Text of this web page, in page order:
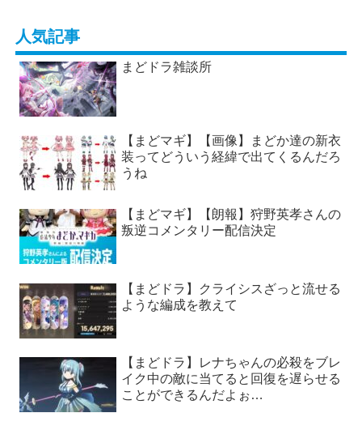
人気記事
まどドラ雑談所
【まどマギ】【画像】まどか達の新衣
装ってどういう経緯で出てくるんだろ
うね
【まどマギ】【朗報】狩野英孝さんの
叛逆コメンタリー配信決定
【まどドラ】クライシスざっと流せる
ような編成を教えて
【まどドラ】レナちゃんの必殺をブレ
イク中の敵に当てると回復を遅らせる
ことができるんだよぉ…